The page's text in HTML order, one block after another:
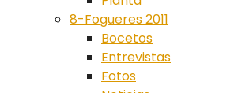
8-Fogueres 2011
Bocetos
Entrevistas
Fotos